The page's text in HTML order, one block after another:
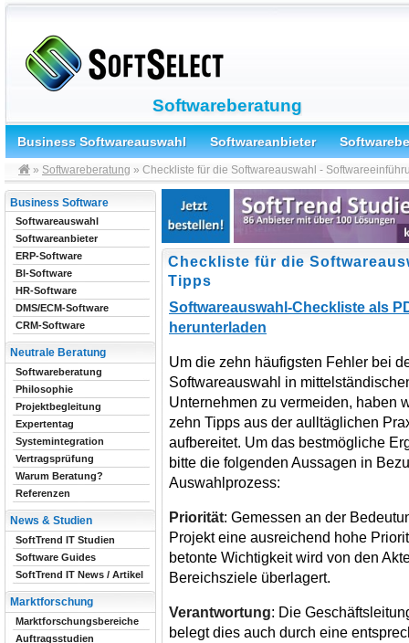
Softwareberatung
Business Softwareauswahl Softwareanbieter
» Softwareberatung » Checkliste für die Softwareauswahl -
Checkliste für die
Tipps
Softwareauswahl-Checkliste als
herunterladen
Um die zehn häufigsten Fehler bei
Softwareauswahl in
Unternehmen zu vermeiden, haben
zehn Tipps aus der aulltäglichen
aufbereitet. Um das bestmögliche
bitte die folgenden Aussagen in
Auswahlprozess:
Priorität: Gemessen an der
Projekt eine ausreichend hohe
betonte Wichtigkeit wird von den
Bereichsziele überlagert.
Verantwortung: Die
belegt dies auch durch eine
Business Software
Softwareauswahl
Softwareanbieter
ERP-Software
BI-Software
HR-Software
DMS/ECM-Software
CRM-Software
Neutrale Beratung
Softwareberatung
Philosophie
Projektbegleitung
Expertentag
Systemintegration
Vertragsprüfung
Warum Beratung?
Referenzen
News & Studien
SoftTrend IT Studien
Software Guides
SoftTrend IT News / Artikel
Marktforschung
Marktforschungsbereiche
Auftragsstudien